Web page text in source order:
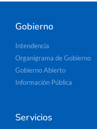
Gobierno
Intendencia
Organigrama de Gobierno
Gobierno Abierto
Información Pública
Servicios